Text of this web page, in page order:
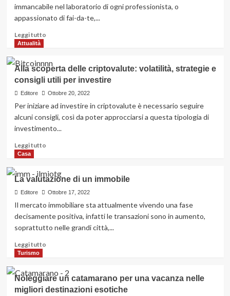
è
possibile
immancabile nel laboratorio di ogni professionista, o
appassionato di fai-da-te,...
Leggi tuttoLeggi
su
La
mola
da
banco:
strumento
indispensabile
metallo
Attualità
Alla scoperta delle criptovalute: volatilità, strategie e
consigli utili per investire
Editore Ottobre 20, 2022
Per iniziare ad investire in criptovalute è necessario seguire
alcuni consigli, così da poter approcciarsi a questa tipologia di
investimento...
Leggi tuttoLeggi
su
Alla
scoperta
delle
criptovalute:
volatilità,
strategie
per
investire
Casa
La valutazione di un immobile
Editore Ottobre 17, 2022
Il mercato immobiliare sta attualmente vivendo una fase
decisamente positiva, infatti le transazioni sono in aumento,
soprattutto nelle grandi città,...
Leggi tuttoLeggi
su
La
valutazione
Turismo
Noleggiare un catamarano per una vacanza nelle
migliori destinazioni esotiche